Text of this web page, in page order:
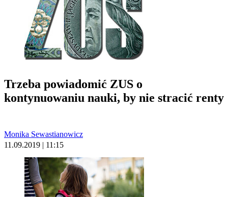
Trzeba powiadomić ZUS o
kontynuowaniu nauki, by nie stracić renty
Monika Sewastianowicz
11.09.2019 | 11:15